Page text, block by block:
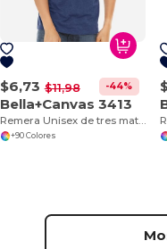
$6,73 $11,98 -44%
Bella+Canvas 3413
Remera Unisex de tres materiales manga corta
+90 Colores